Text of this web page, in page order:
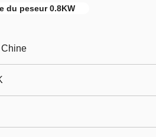
du peseur 0.8KW